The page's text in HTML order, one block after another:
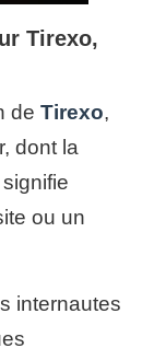
Tirexo,
de Tirexo,
dont la
ou un
internautes